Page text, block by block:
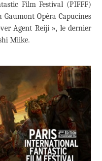
Film Festival (PIFFF)
Opéra Capucines
Agent Reiji », le dernier
Miike.